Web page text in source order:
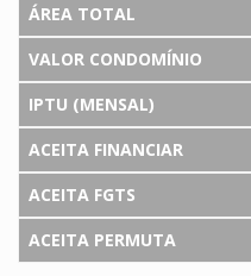
ÁREA TOTAL
VALOR CONDOMÍNIO
IPTU (MENSAL)
ACEITA FINANCIAR
ACEITA FGTS
ACEITA PERMUTA